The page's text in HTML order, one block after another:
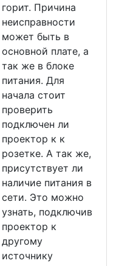
горит. Причина
неисправности
может быть в
основной плате, а
так же в блоке
питания. Для
начала стоит
проверить
подключен ли
проектор к к
розетке. А так же,
присутствует ли
наличие питания в
сети. Это можно
узнать, подключив
проектор к
другому
источнику